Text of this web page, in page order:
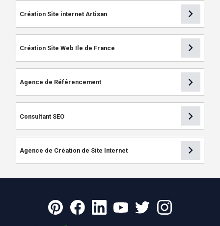
Création Site internet Artisan chevron_right
Création Site Web Ile de France chevron_right
Agence de Référencement chevron_right
Consultant SEO chevron_right
Agence de Création de Site Internet chevron_right